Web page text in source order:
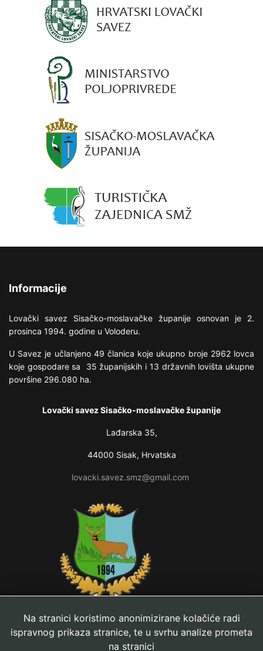
Informacije
Lovački savez Sisačko-moslavačke županije osnovan je 2.
prosinca 1994. godine u Voloderu.
U Savez je učlanjeno 49 članica koje ukupno broje 2962 lovca
koje gospodare sa 35 županijskih i 13 državnih lovišta ukupne
površine 296.080 ha.
Lovački savez Sisačko-moslavačke županije
Lađarska 35,
44000 Sisak, Hrvatska
lovacki.savez.smz@gmail.com
Na stranici koristimo anonimizirane kolačiće radi
ispravnog prikaza stranice, te u svrhu analize prometa
na stranici